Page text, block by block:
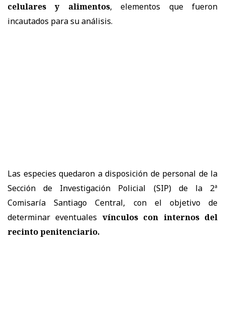
celulares y alimentos, elementos que fueron
incautados para su análisis.
Las especies quedaron a disposición de personal de la
Sección de Investigación Policial (SIP) de la 2ª
Comisaría Santiago Central, con el objetivo de
determinar eventuales vínculos con internos del
recinto penitenciario.